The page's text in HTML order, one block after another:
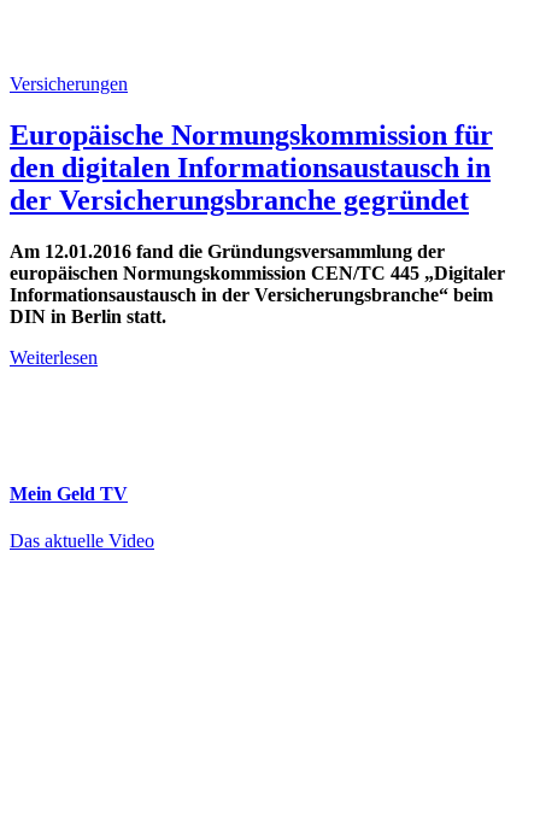
Versicherungen
Europäische Normungskommission für
den digitalen Informationsaustausch in
der Versicherungsbranche gegründet
Am 12.01.2016 fand die Gründungsversammlung der
europäischen Normungskommission CEN/TC 445 „Digitaler
Informationsaustausch in der Versicherungsbranche“ beim
DIN in Berlin statt.
Weiterlesen
Mein Geld TV
Das aktuelle Video